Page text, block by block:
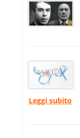
Leggi subito